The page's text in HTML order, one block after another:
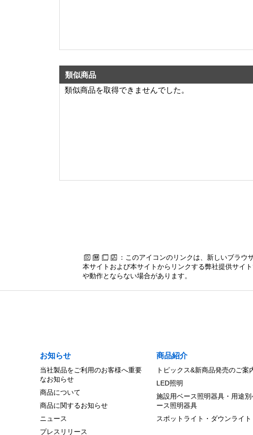
類似商品
類似商品を取得できませんでした。
：このアイコンのリンクは、新しいブラウ
本サイトおよび本サイトからリンクする弊社提供サイ
や動作とならない場合があります。
お知らせ
当社製品をご利用のお客様へ重要
なお知らせ
商品について
商品に関するお知らせ
ニュース
プレスリリース
商品紹介
トピックス&新商品発売のご案
LED照明
施設用ベース照明器具・用途別
ース照明器具
スポットライト・ダウンライト